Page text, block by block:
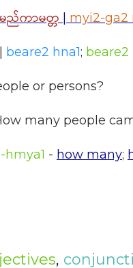
မည်ကာမတ္တ | myi2-ga2
| beare2 hna1; beare2
or persons?
many people
- how many;
,